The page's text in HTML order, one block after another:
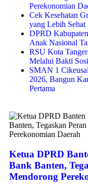
Perekonomian
Cek Kesehatan
yang Lebih Sehat
DPRD
Anak Nasional
RSU Kota
Melalui Bakti
SMAN 1
2026, Bangun
Pertama
Ketua DPRD
Bank Banten,
Mendorong